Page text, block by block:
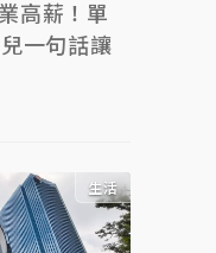
高薪！單
一句話讓
生活